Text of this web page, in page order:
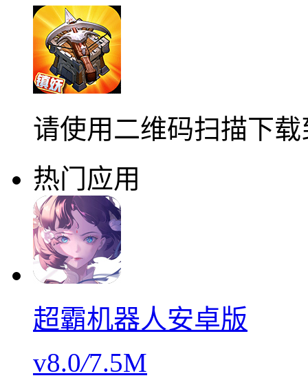
请使用二维码扫描下
热门应用
超霸机器人安卓版
v8.0/7.5M